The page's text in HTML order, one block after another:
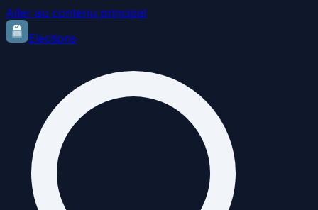
Aller au contenu principal
Elections